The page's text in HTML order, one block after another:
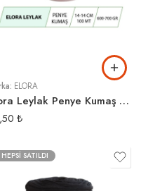
ELORA
Elora Leylak Penye Kumaş Örgü İpi
₺
HEPSI SATILDI